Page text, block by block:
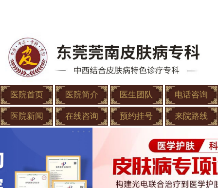
医院首页 医院简介 医生团队 电话咨询
医院新闻 在线咨询 预约挂号 来院路线